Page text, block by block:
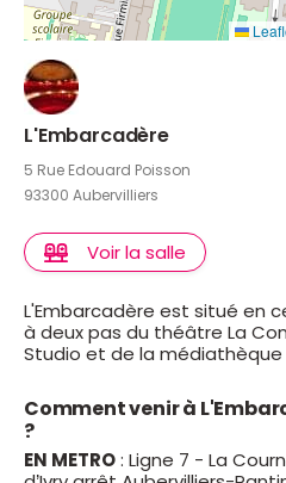
L'Embarcadère
5 Rue Edouard Poisson
93300 Aubervilliers
Voir la salle
L'Embarcadère est situé en
à deux pas du théâtre La
Studio et de la médiathèque
Comment venir à
?
EN METRO: Ligne 7 - La